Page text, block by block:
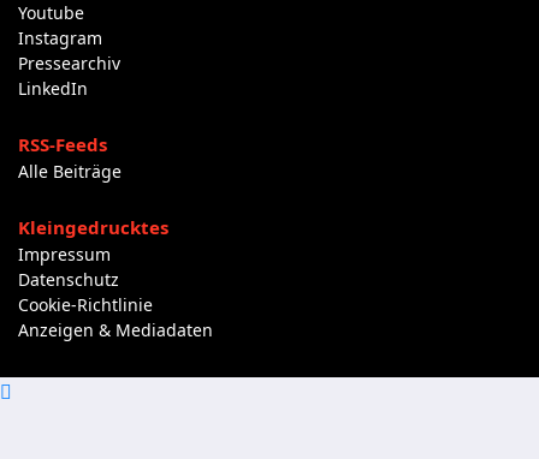
Youtube
Instagram
Pressearchiv
LinkedIn
RSS-Feeds
Alle Beiträge
Kleingedrucktes
Impressum
Datenschutz
Cookie-Richtlinie
Anzeigen & Mediadaten